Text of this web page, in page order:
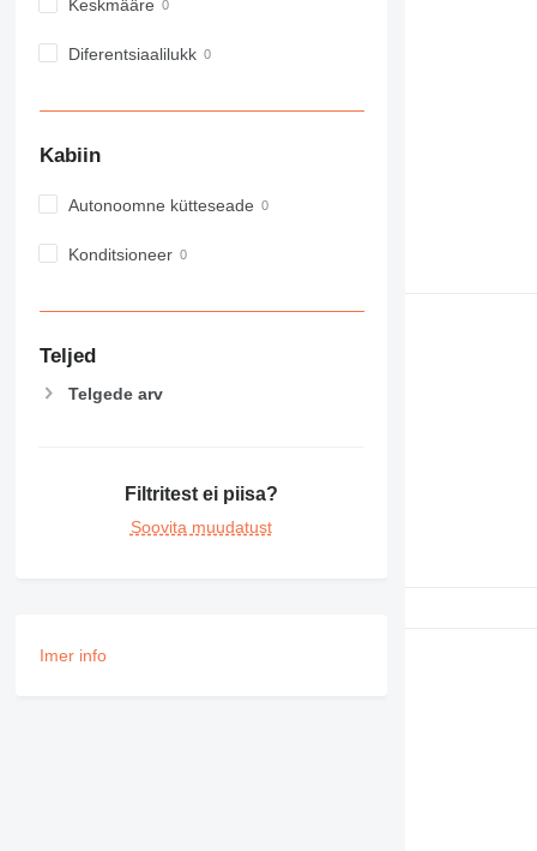
AP
CB
D series
GC
M-series
NR
PM
Keskmääre
Diferentsiaalilukk
Kabiin
Autonoomne kütteseade
Konditsioneer
Teljed
Telgede arv
Filtritest ei piisa?
Soovita muudatust
Imer info